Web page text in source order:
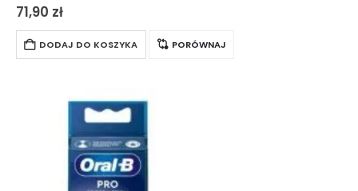
postaciami z kultowej sagi Star Wars z nowym zestawem
końcówek do szczoteczek Oral-B. Łącząc jakość wykonania…
71,90 zł
DODAJ DO KOSZYKA PORÓWNAJ